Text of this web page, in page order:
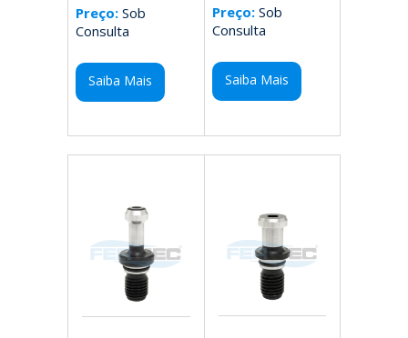
Preço: Sob
Consulta
Saiba Mais
Preço:Sob
Consulta
Saiba Mais